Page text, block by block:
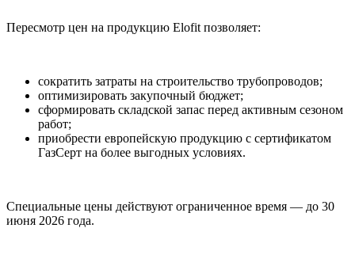
Пересмотр цен на продукцию Elofit позволяет:
сократить затраты на строительство трубопроводов;
оптимизировать закупочный бюджет;
сформировать складской запас перед активным сезоном
работ;
приобрести европейскую продукцию с сертификатом
ГазСерт на более выгодных условиях.
Специальные цены действуют ограниченное время — до 30
июня 2026 года.